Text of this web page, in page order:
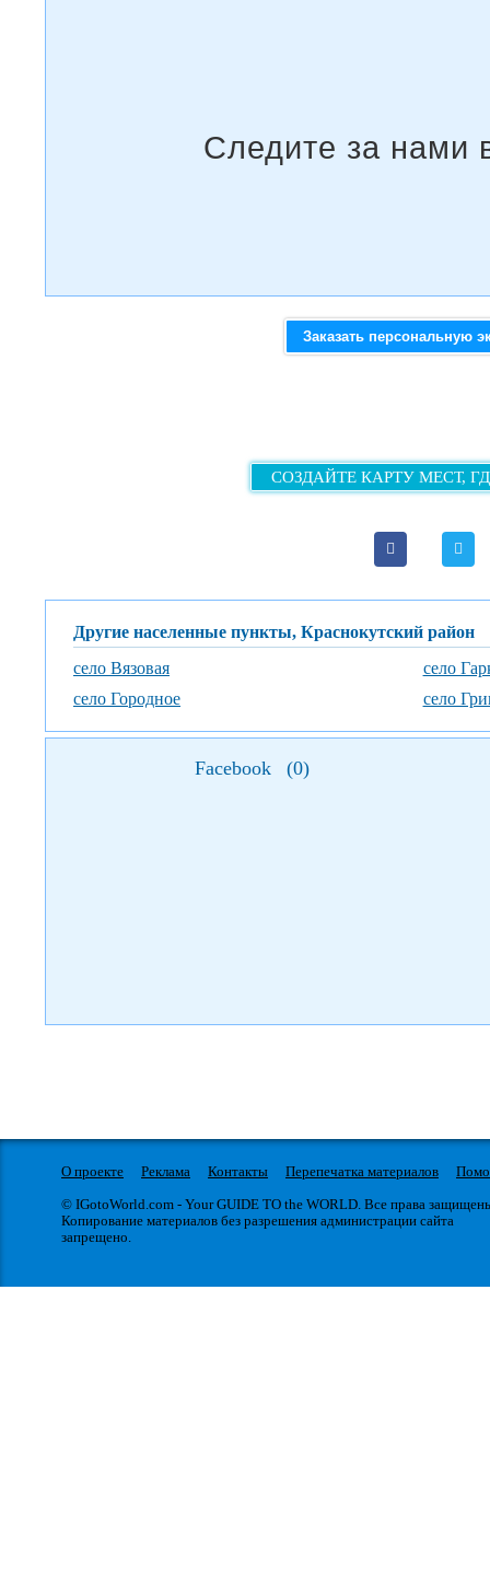
Заказать персональную
СОЗДАЙТЕ КАРТУ МЕСТ,
Другие населенные пункты, Краснокутский район
село Вязовая
село
село Городное
село
Facebook (0)
О проекте Реклама Контакты Перепечатка материалов
© IGotoWorld.com - Your GUIDE TO the WORLD. Все права
Копирование материалов без разрешения администрации сайта
запрещено.